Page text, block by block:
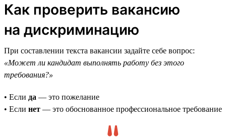
Как проверить вакансию
на дискриминацию
При составлении текста вакансии задайте себе вопрос:
«Может ли кандидат выполнять работу без этого
требования?»
• Если да — это пожелание
• Если нет — это обоснованное профессиональное требование